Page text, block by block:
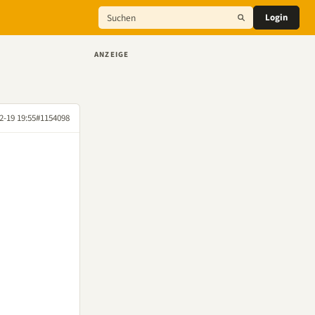
Login
19 19:55#1154098
ANZEIGE